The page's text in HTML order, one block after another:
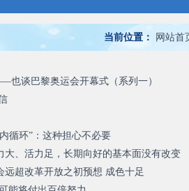
当前位置： 网站首
聯合舉辦「2026慶祝佛誕浴佛法會暨佛
也谈巴黎奥运会开幕式（系列一）
循环”：这种担心不必要
大、活力足，长期向好的基本面没有改变
远超改革开放之初预想 成色十足